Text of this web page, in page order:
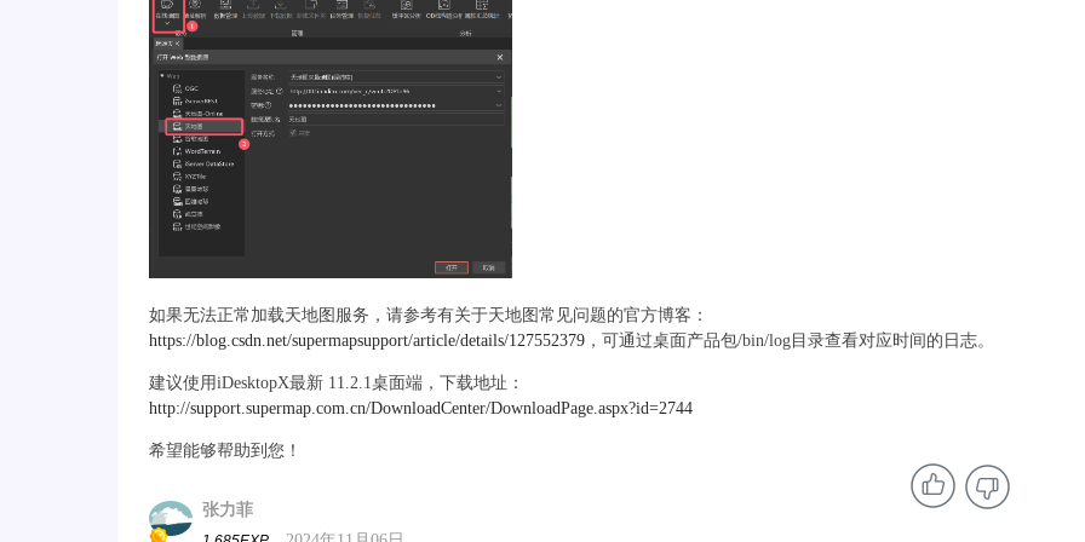
如果无法正常加载天地图服务，请参考有关于天地图常见问题的官方博客：
https://blog.csdn.net/supermapsupport/article/details/127552379 ，可通过桌面产品包/bin/log目录查看对应时间的日志。
建议使用iDesktopX最新 11.2.1桌面端，下载地址：
http://support.supermap.com.cn/DownloadCenter/DownloadPage.aspx?id=2744
希望能够帮助到您！
张力菲